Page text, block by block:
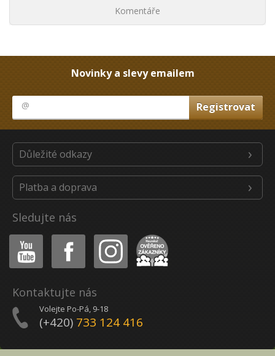
Komentáře
Novinky a slevy emailem
Důležité odkazy
Platba a doprava
Sledujte nás
Youtube Facebook Instagram Heureka
Kontaktujte nás
Volejte Po-Pá, 9-18
(+420) 733 124 416